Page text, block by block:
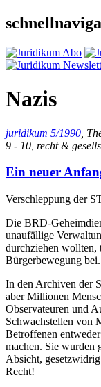
Nazis
juridikum 5/1990 ,
9 - 10, recht &
Ein neuer
Verschleppung der
Die BRD-
unaufällige
durchziehen wollten,
Bürgerbewegung bei.
In den Archiven der
aber Millionen
Observateuren und
Schwachstellen von
Betroffenen
machen. Sie wurden
Absicht,
Recht!